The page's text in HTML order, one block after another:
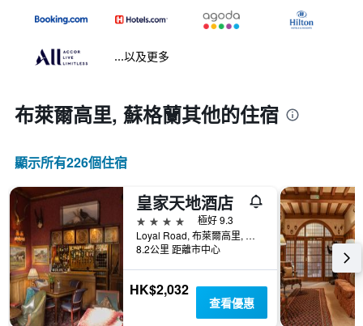
...以及更多
布萊爾高里, 蘇格蘭​其他的住宿
顯示所有226​個住宿
皇家天地酒店
4星級
極好 9.3
Loyal Road, 布萊爾高里, 英國
8.2公里 距離市中心
HK$2,032
查看優惠